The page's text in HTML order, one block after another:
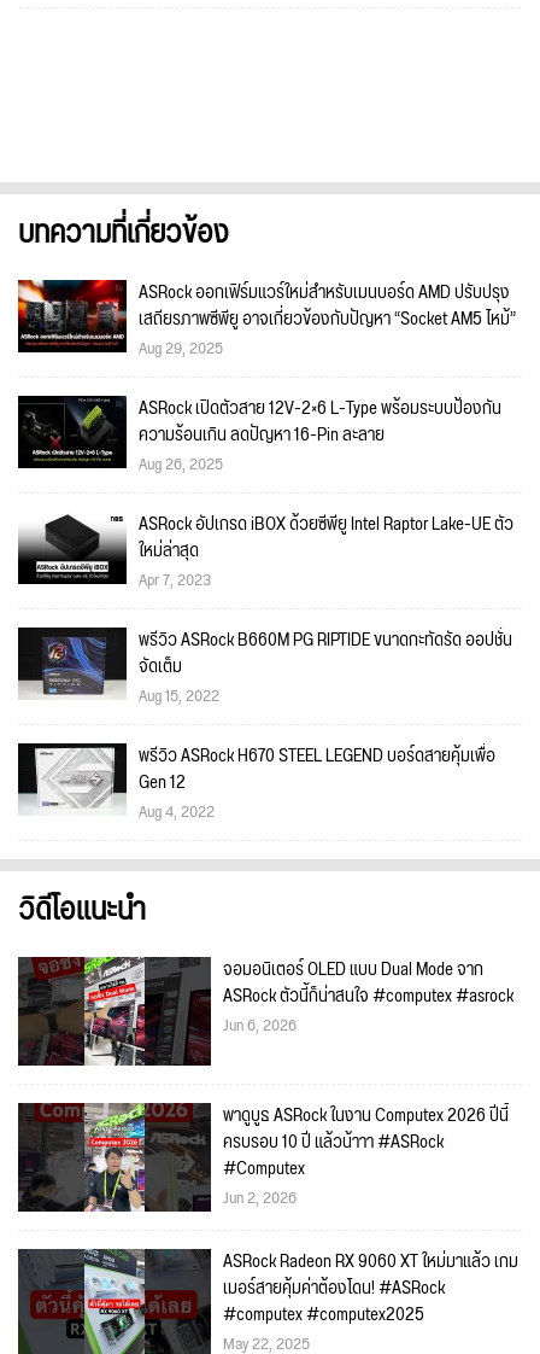
บทความที่เกี่ยวข้อง
ASRock ออกเฟิร์มแวร์ใหม่สำหรับเมนบอร์ด AMD ปรับปรุง
เสถียรภาพซีพียู อาจเกี่ยวข้องกับปัญหา “Socket AM5 ไหม้”
Aug 29, 2025
ASRock เปิดตัวสาย 12V-2×6 L-Type พร้อมระบบป้องกัน
ความร้อนเกิน ลดปัญหา 16-Pin ละลาย
Aug 26, 2025
ASRock อัปเกรด iBOX ด้วยซีพียู Intel Raptor Lake-UE ตัว
ใหม่ล่าสุด
Apr 7, 2023
พรีวิว ASRock B660M PG RIPTIDE ขนาดกะทัดรัด ออปชั่น
จัดเต็ม
Aug 15, 2022
พรีวิว ASRock H670 STEEL LEGEND บอร์ดสายคุ้มเพื่อ
Gen 12
Aug 4, 2022
วิดีโอแนะนำ
จอมอนิเตอร์ OLED แบบ Dual Mode จาก
ASRock ตัวนี้ก็น่าสนใจ #computex #asrock
Jun 6, 2026
พาดูบูธ ASRock ในงาน Computex 2026 ปีนี้
ครบรอบ 10 ปี แล้วน้าาา #ASRock
#Computex
Jun 2, 2026
ASRock Radeon RX 9060 XT ใหม่มาแล้ว เกม
เมอร์สายคุ้มค่าต้องโดน! #ASRock
#computex #computex2025
May 22, 2025